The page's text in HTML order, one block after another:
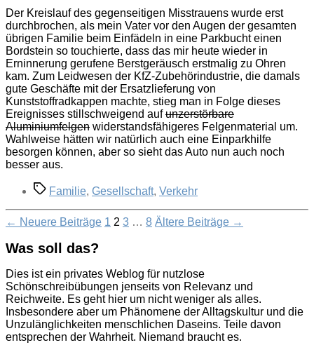
Der Kreislauf des gegenseitigen Misstrauens wurde erst
durchbrochen, als mein Vater vor den Augen der gesamten
übrigen Familie beim Einfädeln in eine Parkbucht einen
Bordstein so touchierte, dass das mir heute wieder in
Erninnerung gerufene Berstgeräusch erstmalig zu Ohren
kam. Zum Leidwesen der KfZ-Zubehörindustrie, die damals
gute Geschäfte mit der Ersatzlieferung von
Kunststoffradkappen machte, stieg man in Folge dieses
Ereignisses stillschweigend aufunzerstörbare
Aluminiumfelgen widerstandsfähigeres Felgenmaterial um.
Wahlweise hätten wir natürlich auch eine Einparkhilfe
besorgen können, aber so sieht das Auto nun auch noch
besser aus.
Schlagwörter
Familie, Gesellschaft, Verkehr
Seitennummerierung
Beiträge
← Neuere Beiträge 1 2 3 … 8 Ältere Beiträge →
Was soll das?
Dies ist ein privates Weblog für nutzlose
Schönschreibübungen jenseits von Relevanz und
Reichweite. Es geht hier um nicht weniger als alles.
Insbesondere aber um Phänomene der Alltagskultur und die
Unzulänglichkeiten menschlichen Daseins. Teile davon
entsprechen der Wahrheit. Niemand braucht es.